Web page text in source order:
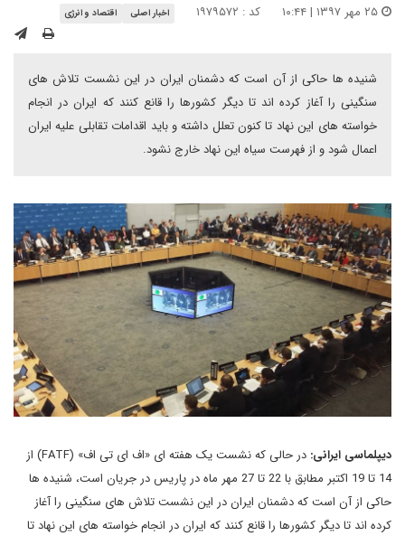
کد : ۱۹۷۹۵۷۲ اخبار اصلی اقتصاد و انرژی
شنیده ها حاکی از آن است که دشمنان ایران در این نشست تلاش های
سنگینی را آغاز کرده اند تا دیگر کشورها را قانع کنند که ایران در انجام
خواسته های این نهاد تا کنون تعلل داشته و باید اقدامات تقابلی علیه ایران
اعمال شود و از فهرست سیاه این نهاد خارج نشود.
دیپلماسی ایرانی:
در حالی که نشست یک هفته ای «اف ای تی اف» (FATF) از
14 تا 19 اکتبر مطابق با 22 تا 27 مهر ماه در پاریس در جریان است، شنیده ها
حاکی از آن است که دشمنان ایران در این نشست تلاش های سنگینی را آغاز
کرده اند تا دیگر کشورها را قانع کنند که ایران در انجام خواسته های این نهاد تا